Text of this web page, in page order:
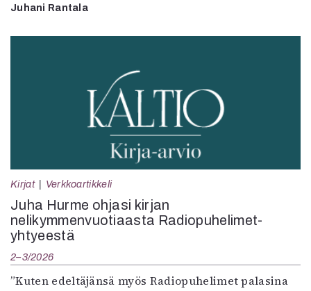
Juhani Rantala
Kirjat Verkkoartikkeli
Juha Hurme ohjasi kirjan
nelikymmenvuotiaasta Radiopuhelimet-
yhtyeestä
2–3/2026
”Kuten edeltäjänsä myös Radiopuhelimet palasina